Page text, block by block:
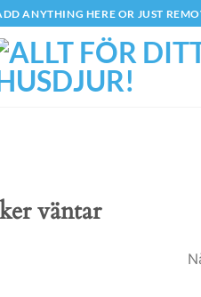
ANYTHING HERE OR JUST
väntar